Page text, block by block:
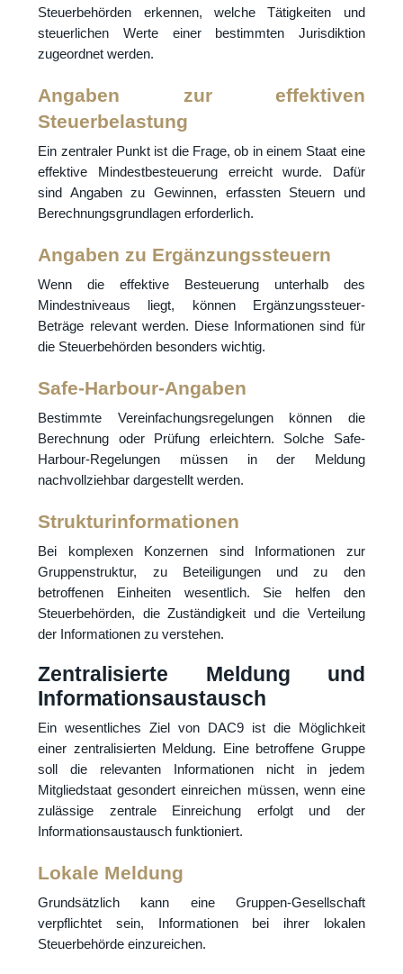
Steuerbehörden erkennen, welche Tätigkeiten und
steuerlichen Werte einer bestimmten Jurisdiktion
zugeordnet werden.
Angaben zur effektiven
Steuerbelastung
Ein zentraler Punkt ist die Frage, ob in einem Staat eine
effektive Mindestbesteuerung erreicht wurde. Dafür
sind Angaben zu Gewinnen, erfassten Steuern und
Berechnungsgrundlagen erforderlich.
Angaben zu Ergänzungssteuern
Wenn die effektive Besteuerung unterhalb des
Mindestniveaus liegt, können Ergänzungssteuer-
Beträge relevant werden. Diese Informationen sind für
die Steuerbehörden besonders wichtig.
Safe-Harbour-Angaben
Bestimmte Vereinfachungsregelungen können die
Berechnung oder Prüfung erleichtern. Solche Safe-
Harbour-Regelungen müssen in der Meldung
nachvollziehbar dargestellt werden.
Strukturinformationen
Bei komplexen Konzernen sind Informationen zur
Gruppenstruktur, zu Beteiligungen und zu den
betroffenen Einheiten wesentlich. Sie helfen den
Steuerbehörden, die Zuständigkeit und die Verteilung
der Informationen zu verstehen.
Zentralisierte Meldung und
Informationsaustausch
Ein wesentliches Ziel von DAC9 ist die Möglichkeit
einer zentralisierten Meldung. Eine betroffene Gruppe
soll die relevanten Informationen nicht in jedem
Mitgliedstaat gesondert einreichen müssen, wenn eine
zulässige zentrale Einreichung erfolgt und der
Informationsaustausch funktioniert.
Lokale Meldung
Grundsätzlich kann eine Gruppen-Gesellschaft
verpflichtet sein, Informationen bei ihrer lokalen
Steuerbehörde einzureichen.